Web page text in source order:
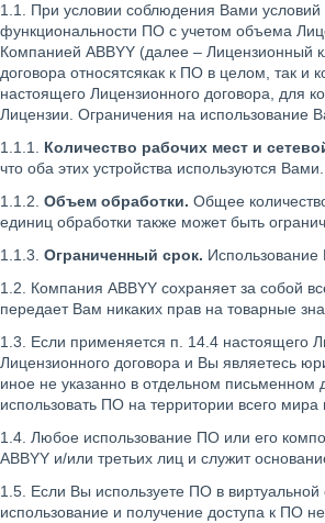
1.1. При условии соблюдения Вами условий
функциональности ПО с учетом объема
Компанией ABBYY (далее – Лицензионный
договора относятсякак к ПО в целом, так и
настоящего Лицензионного договора, для
Лицензии. Ограничения на использование
1.1.1. Количество рабочих мест и
что оба этих устройства используются
1.1.2. Объем обработки. Общее
единиц обработки также может быть
1.1.3. Ограниченный срок.
1.2. Компания ABBYY сохраняет за собой
передает Вам никаких прав на товарные
1.3. Если применяется п. 14.4 настоящего
Лицензионного договора и Вы являетесь
иное не указанно в отдельном
использовать ПО на территории всего
1.4. Любое использование ПО или его
ABBYY и/или третьих лиц и служит
1.5. Если Вы используете ПО в
использование и получение доступа к ПО